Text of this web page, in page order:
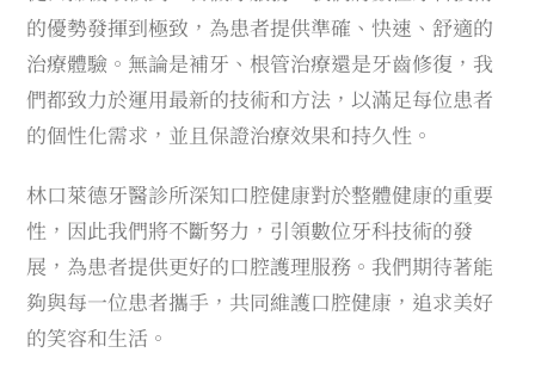
的優勢發揮到極致，為患者提供準確、快速、舒適的
治療體驗。無論是補牙、根管治療還是牙齒修復，我
們都致力於運用最新的技術和方法，以滿足每位患者
的個性化需求，並且保證治療效果和持久性。
林口萊德牙醫診所深知口腔健康對於整體健康的重要
性，因此我們將不斷努力，引領數位牙科技術的發
展，為患者提供更好的口腔護理服務。我們期待著能
夠與每一位患者攜手，共同維護口腔健康，追求美好
的笑容和生活。